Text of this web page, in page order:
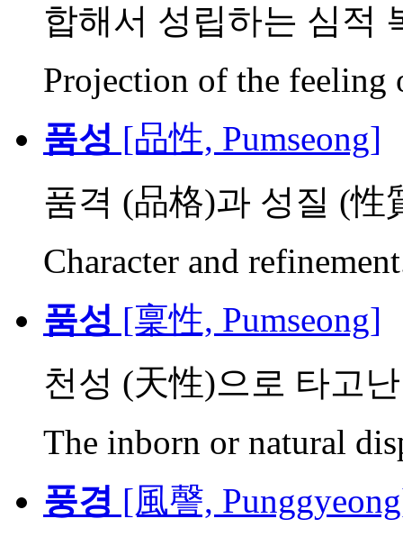
합해서 성립하는 심적
Projection of the feeling
품성 [品性, Pumseong]
품격 (品格)과 성질 (性
Character and
품성 [稟性, Pumseong]
천성 (天性)으로 타고
The inborn or natural
풍경 [風謦,